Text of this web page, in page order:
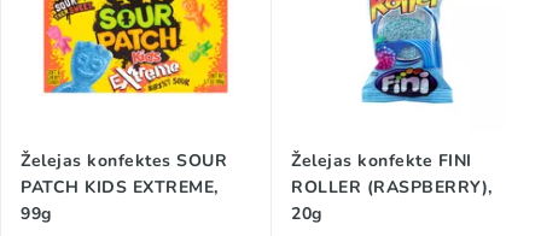
Želejas konfektes SOUR
PATCH KIDS EXTREME,
99g
Želejas konfekte FINI
ROLLER (RASPBERRY),
20g